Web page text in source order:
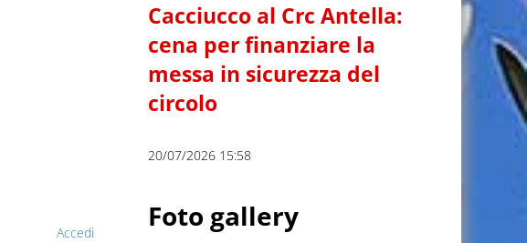
Accedi
Cacciucco al Crc Antella:
cena per finanziare la
messa in sicurezza del
circolo
20/07/2026 15:58
Foto gallery